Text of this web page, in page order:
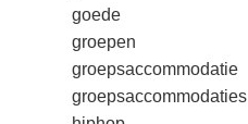
goede
groepen
groepsaccommodatie
groepsaccommodaties